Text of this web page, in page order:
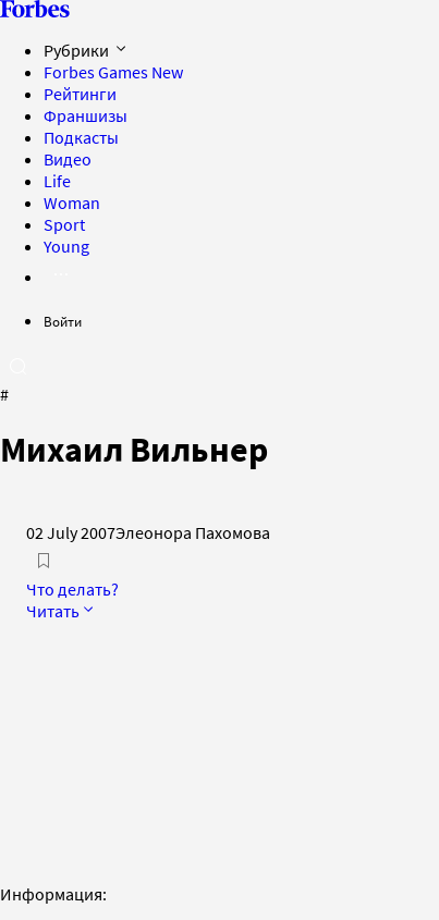
Рубрики
Forbes Games New
Рейтинги
Франшизы
Подкасты
Видео
Life
Woman
Sport
Young
Войти
#
Михаил Вильнер
02 July 2007Элеонора Пахомова
Что делать?
Читать
Информация: